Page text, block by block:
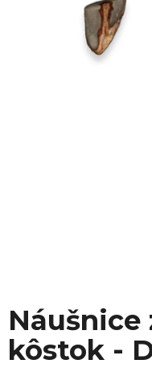
Náušnice
kôstok -